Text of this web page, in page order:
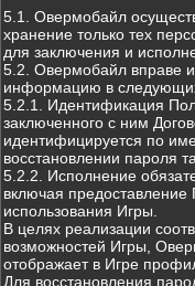
5.1. Овермобайл
хранение только тех
для заключения и
5.2. Овермобайл вправе
информацию в
5.2.1. Идентификация
заключенного с ним
идентифицируется по
восстановлении пароля
5.2.2. Исполнение
включая
использования Игры.
В целях реализации
возможностей Игры,
отображает в Игре
Для восстановления